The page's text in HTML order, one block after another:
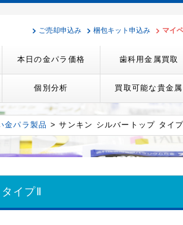
ご売却申込み 梱包キット申込み マイ
本日の金パラ価格 歯科用金属買取
個別分析 買取可能な貴金属
金パラ製品 > サンキン シルバートップ タイ
イプⅡ